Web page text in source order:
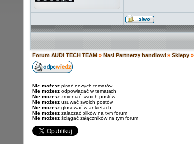
Forum AUDI TECH TEAM » Nasi Partnerzy handlowi » Sklepy »
Nie możesz pisać nowych tematów
Nie możesz odpowiadać w tematach
Nie możesz zmieniać swoich postów
Nie możesz usuwać swoich postów
Nie możesz głosować w ankietach
Nie możesz załączać plików na tym forum
Nie możesz ściągać załączników na tym forum